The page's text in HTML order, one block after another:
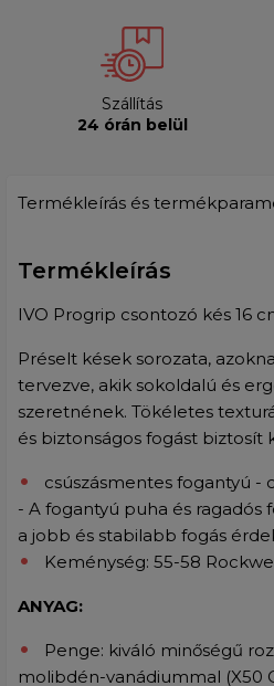
Szállítás
24 órán belül
Termékleírás és
Termékleírás
IVO Progrip csontozó kés 16
Préselt kések sorozata,
tervezve, akik sokoldalú és
szeretnének. Tökéletes
és biztonságos fogást biztosít
csúszásmentes fogantyú -
- A fogantyú puha és ragadós
a jobb és stabilabb fogás
Keménység: 55-58
ANYAG:
Penge: kiváló minőségű
molibdén-vanádiummal (X50